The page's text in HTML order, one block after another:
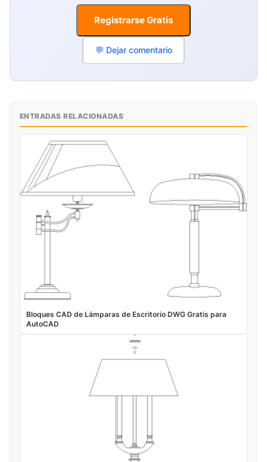
Registrarse Gratis
💬 Dejar comentario
ENTRADAS RELACIONADAS
Bloques CAD de Lámparas de Escritorio DWG Gratis para
AutoCAD